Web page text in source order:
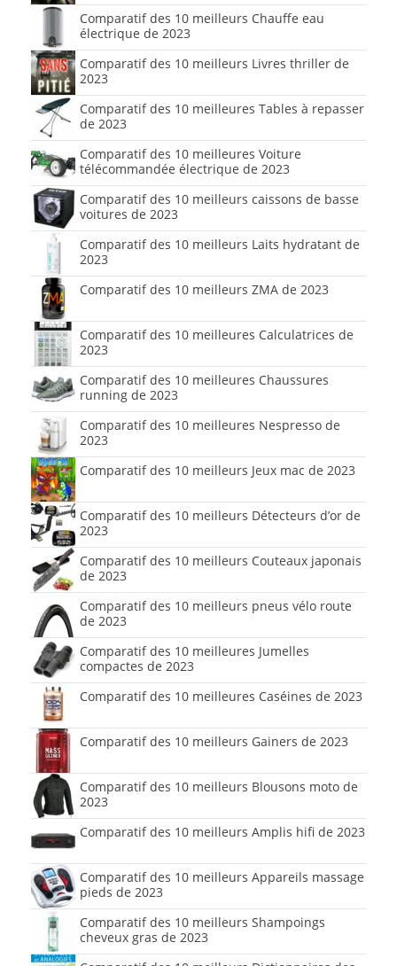
Comparatif des 10 meilleurs Chauffe eau
électrique de 2023
Comparatif des 10 meilleurs Livres thriller de
2023
Comparatif des 10 meilleures Tables à repasser
de 2023
Comparatif des 10 meilleures Voiture
télécommandée électrique de 2023
Comparatif des 10 meilleurs caissons de basse
voitures de 2023
Comparatif des 10 meilleurs Laits hydratant de
2023
Comparatif des 10 meilleurs ZMA de 2023
Comparatif des 10 meilleures Calculatrices de
2023
Comparatif des 10 meilleures Chaussures
running de 2023
Comparatif des 10 meilleures Nespresso de
2023
Comparatif des 10 meilleurs Jeux mac de 2023
Comparatif des 10 meilleurs Détecteurs d’or de
2023
Comparatif des 10 meilleurs Couteaux japonais
de 2023
Comparatif des 10 meilleurs pneus vélo route
de 2023
Comparatif des 10 meilleures Jumelles
compactes de 2023
Comparatif des 10 meilleures Caséines de 2023
Comparatif des 10 meilleurs Gainers de 2023
Comparatif des 10 meilleurs Blousons moto de
2023
Comparatif des 10 meilleurs Amplis hifi de 2023
Comparatif des 10 meilleurs Appareils massage
pieds de 2023
Comparatif des 10 meilleurs Shampoings
cheveux gras de 2023